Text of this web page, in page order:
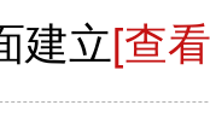
建立[查